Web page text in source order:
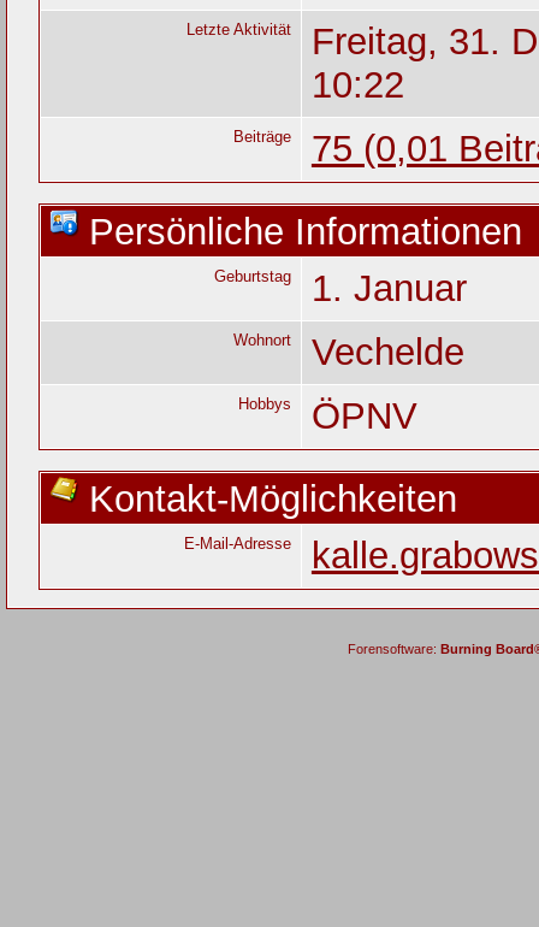
Letzte Aktivität
Freitag, 31.
10:22
Beiträge
75 (0,01
Persönliche Informationen
Geburtstag 1. Januar
Wohnort Vechelde
Hobbys
ÖPNV
Kontakt-Möglichkeiten
E-Mail-Adresse
Forensoftware: Burning